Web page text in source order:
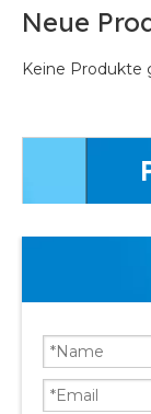
Neue
Keine Produkte